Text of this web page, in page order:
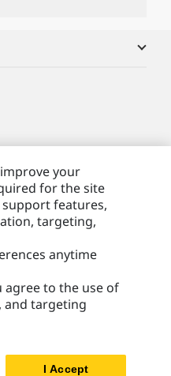
prawa zastrzeżone.
your
for the site
features,
targeting,
anytime
agree to the use of
and targeting
I Accept